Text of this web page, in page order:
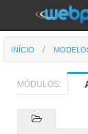
INÍCIO
MÓDULOS: